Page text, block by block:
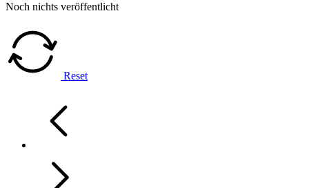
Noch nichts veröffentlicht
Reset